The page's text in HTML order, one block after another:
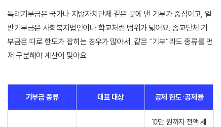
특례기부금은 국가나 지방자치단체 같은 곳에 낸 기부가 중심이고, 일
반기부금은 사회복지법인이나 학교처럼 범위가 넓어요. 종교단체 기
부금은 따로 한도가 잡히는 경우가 많아서, 같은 “기부”라도 종류를 먼
저 구분해야 계산이 맞아요.
기부금 종류 대표 대상 공제 한도·공제율
10만 원까지 전액 세